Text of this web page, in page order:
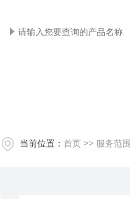
当前位置：首页 >> 服务范围